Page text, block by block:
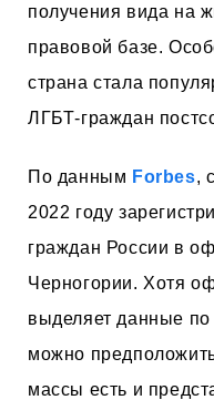
получения вида на
правовой базе.
страна стала
ЛГБТ-граждан
По данным Forbes,
2022 году
граждан России в
Черногории. Хотя
выделяет данные
можно
массы есть и